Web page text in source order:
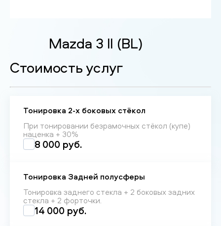
Mazda 3 II (BL)
Стоимость услуг
Тонировка 2-х боковых стёкол
При тонировании безрамочных стёкол (купе)
наценка + 30%
8 000 руб.
Тонировка Задней полусферы
Тонировка заднего стекла + 2 боковых задних
стекла + 2 форточки.
14 000 руб.